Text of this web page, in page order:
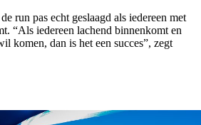
run pas echt geslaagd als iedereen met
“Als iedereen lachend binnenkomt en
komen, dan is het een succes”, zegt